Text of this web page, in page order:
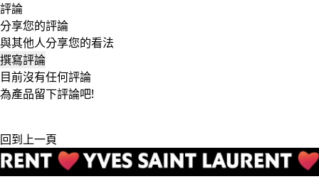
評論
分享您的評論
與其他人分享您的看法
撰寫評論
目前沒有任何評論
為產品留下評論吧!
回到上一頁